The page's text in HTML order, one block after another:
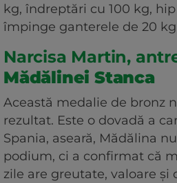
kg, îndreptări cu 100 kg,
împinge ganterele de 20
Narcisa Martin,
Mădălinei Stanca
Această medalie de bronz
rezultat. Este o dovadă a
Spania, aseară, Mădălina
podium, ci a confirmat că
zile are greutate, valoare și